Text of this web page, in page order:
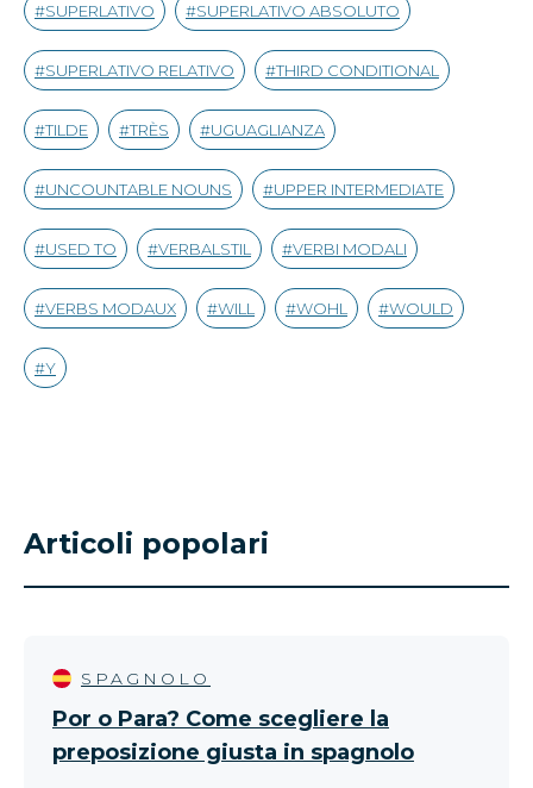
SUPERLATIVO SUPERLATIVO ABSOLUTO
SUPERLATIVO RELATIVO THIRD CONDITIONAL
TILDE TRÈS UGUAGLIANZA
UNCOUNTABLE NOUNS UPPER INTERMEDIATE
USED TO VERBALSTIL VERBI MODALI
VERBS MODAUX WILL WOHL WOULD
Y
Articoli popolari
SPAGNOLO
Por o Para? Come scegliere la
preposizione giusta in spagnolo